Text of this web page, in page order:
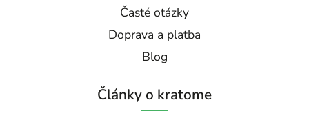
Časté otázky
Doprava a platba
Blog
Články o kratome